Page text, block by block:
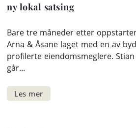
ny lokal satsing
Bare tre måneder etter
Arna & Åsane laget med en av
profilerte eiendomsmeglere.
går...